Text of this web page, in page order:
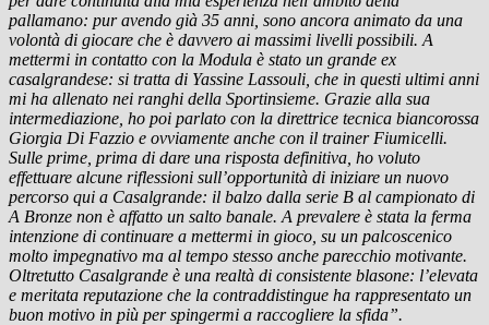
pallamano: pur avendo già 35 anni, sono ancora animato da una
volontà di giocare che è davvero ai massimi livelli possibili. A
mettermi in contatto con la Modula è stato un grande ex
casalgrandese: si tratta di Yassine Lassouli, che in questi ultimi anni
mi ha allenato nei ranghi della Sportinsieme. Grazie alla sua
intermediazione, ho poi parlato con la direttrice tecnica biancorossa
Giorgia Di Fazzio e ovviamente anche con il trainer Fiumicelli.
Sulle prime, prima di dare una risposta definitiva, ho voluto
effettuare alcune riflessioni sull’opportunità di iniziare un nuovo
percorso qui a Casalgrande: il balzo dalla serie B al campionato di
A Bronze non è affatto un salto banale. A prevalere è stata la ferma
intenzione di continuare a mettermi in gioco, su un palcoscenico
molto impegnativo ma al tempo stesso anche parecchio motivante.
Oltretutto Casalgrande è una realtà di consistente blasone: l’elevata
e meritata reputazione che la contraddistingue ha rappresentato un
buon motivo in più per spingermi a raccogliere la sfida”.